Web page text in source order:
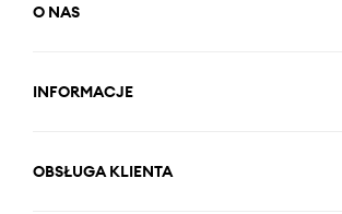
O NAS
INFORMACJE
OBSŁUGA KLIENTA